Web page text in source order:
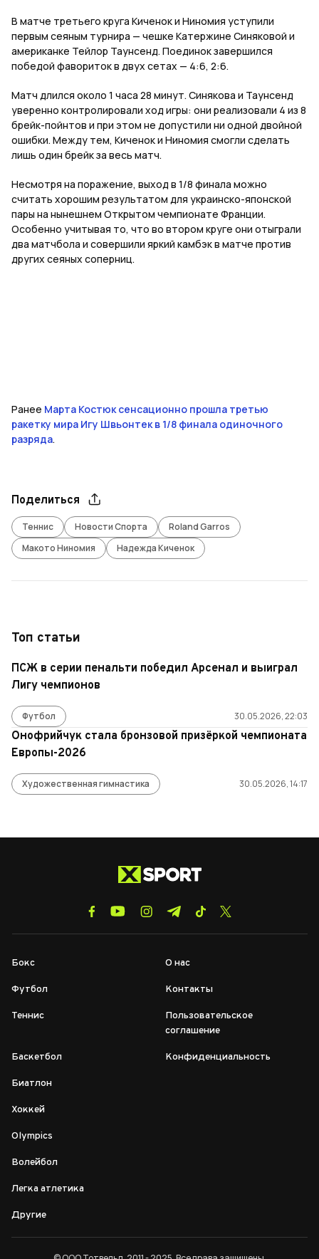
В матче третьего круга Киченок и Ниномия уступили
первым сеяным турнира — чешке Катержине Синяковой и
американке Тейлор Таунсенд. Поединок завершился
победой фавориток в двух сетах — 4:6, 2:6.
Матч длился около 1 часа 28 минут. Синякова и Таунсенд
уверенно контролировали ход игры: они реализовали 4 из 8
брейк-пойнтов и при этом не допустили ни одной двойной
ошибки. Между тем, Киченок и Ниномия смогли сделать
лишь один брейк за весь матч.
Несмотря на поражение, выход в 1/8 финала можно
считать хорошим результатом для украинско-японской
пары на нынешнем Открытом чемпионате Франции.
Особенно учитывая то, что во втором круге они отыграли
два матчбола и совершили яркий камбэк в матче против
других сеяных соперниц.
Ранее Марта Костюк сенсационно прошла третью
ракетку мира Игу Швьонтек в 1/8 финала одиночного
разряда.
Поделиться
Теннис Новости Спорта
Roland Garros
Макото Ниномия
Надежда Киченок
Топ статьи
ПСЖ в серии пенальти победил Арсенал и выиграл
Лигу чемпионов
Футбол 30.05.2026, 22:03
Онофрийчук стала бронзовой призёркой чемпионата
Европы-2026
Художественная гимнастика 30.05.2026, 14:17
Бокс
Футбол
Теннис
Баскетбол
Биатлон
Хоккей
Olympics
Волейбол
Легка атлетика
Другие
О нас
Контакты
Пользовательское
соглашение
Конфиденциальность